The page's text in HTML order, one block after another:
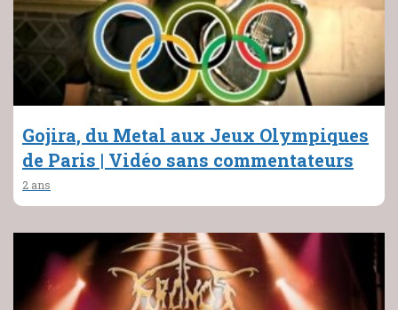
Gojira, du Metal aux Jeux Olympiques
de Paris | Vidéo sans commentateurs
2 ans